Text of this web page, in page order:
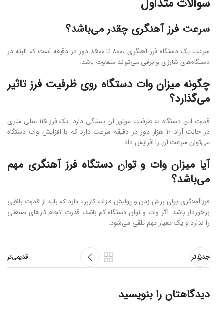
سوالات متداول
سرعت فرز آهنگری چقدر می‌باشد؟
سرعت یک دستگاه فرز آهنگری 8000 تا 8500 دور در دقیقه است که البته در
دستگاه‌های شارژی و برقی می‌تواند متفاوت باشد.
چگونه میزان وات دستگاه روی ظرفیت فرز تاثیر
می‌گذارد؟
قدرت این دستگاه به ظرفیت موتور آن بستگی دارد. یک فرز 115 میلی متری
در حالت آزاد 10 هزار دور در دقیقه سرعت دارد که با افزایش وات دستگاه
می‌توان سرعت آن را افزایش داد.
آیا میزان وات و توان دستگاه فرز آهنگری مهم
می‌باشد؟
فرز آهنگری برای برش زدن و پولیش فلزات کاربرد دارد که باید از قدرت بالایی
برخوردار باشد. اگر وات و توان دستگاه کم باشد، قدرت انجام کارهای صنعتی
را ندارد و یک معیار مهم تلقی می‌شود.
جدیدتر قدیمی‌تر
دیدگاهتان را بنویسید